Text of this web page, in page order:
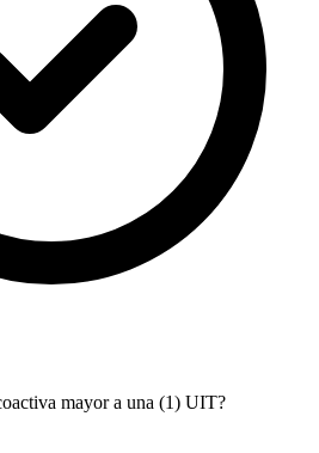
mayor a una (1) UIT?